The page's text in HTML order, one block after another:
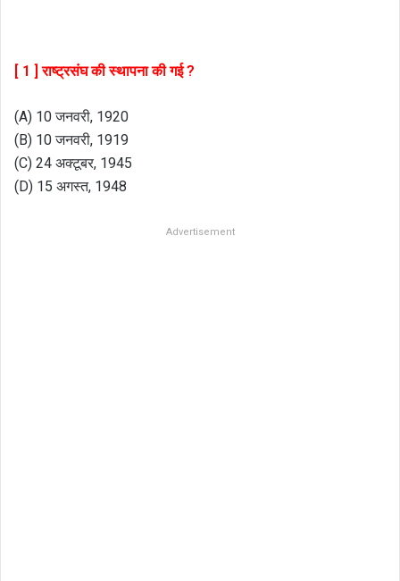
[ 1 ] राष्ट्रसंघ की स्थापना की गई ?
(A) 10 जनवरी, 1920
(B) 10 जनवरी, 1919
(C) 24 अक्टूबर, 1945
(D) 15 अगस्त, 1948
Advertisement